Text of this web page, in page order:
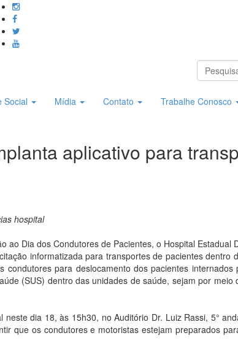
Social Mídia Contato Trabalhe Conosco
aplicativo para
hospital
ao Dia dos Condutores de Pacientes, o Hospital Estadual
informatizada para transportes de pacientes dentro
para deslocamento dos pacientes internados
(SUS) dentro das unidades de saúde, sejam por meio
dia 18, às 15h30, no Auditório Dr. Luiz Rassi, 5°
que os condutores e motoristas estejam preparados